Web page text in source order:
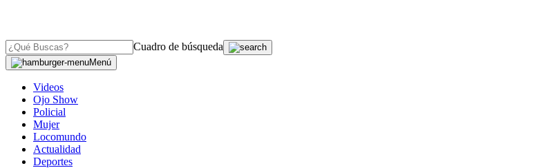
Cuadro de búsqueda
Menú
Videos
Ojo Show
Policial
Mujer
Locomundo
Actualidad
Deportes